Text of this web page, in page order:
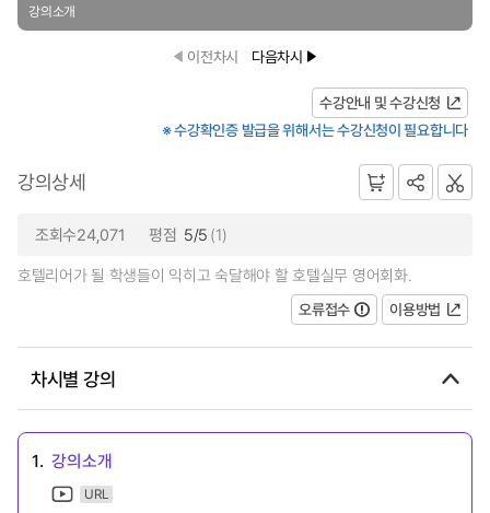
강의소개
이전차시 다음차시
수강안내 및 수강신청
※ 수강확인증 발급을 위해서는 수강신청이 필요합니다
강의상세
조회수24,071 평점 5/5 (1)
호텔리어가 될 학생들이 익히고 숙달해야 할 호텔실무 영어회화.
오류접수
이용방법
차시별 강의
1. 강의소개
URL